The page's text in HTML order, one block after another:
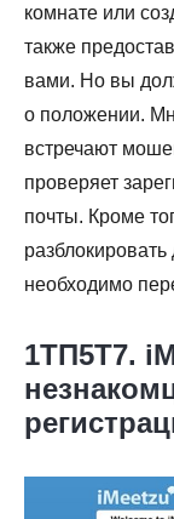
комнате или
также
вами. Но вы
о положении.
встречают
проверяет
почты. Кроме
необходимо
1ТП5Т7.